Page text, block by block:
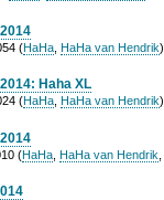
(HaHa HaHa van Hendrik)
Haha XL
(HaHa HaHa van Hendrik)
(HaHa HaHa van Hendrik